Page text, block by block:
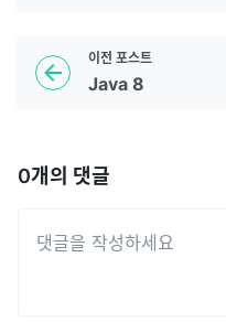
이전 포스트
Java 8
0개의 댓글